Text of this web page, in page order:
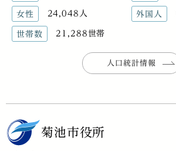
女性 24,048人 外国人
世帯数 21,288世帯
人口統計情報
菊池市役所